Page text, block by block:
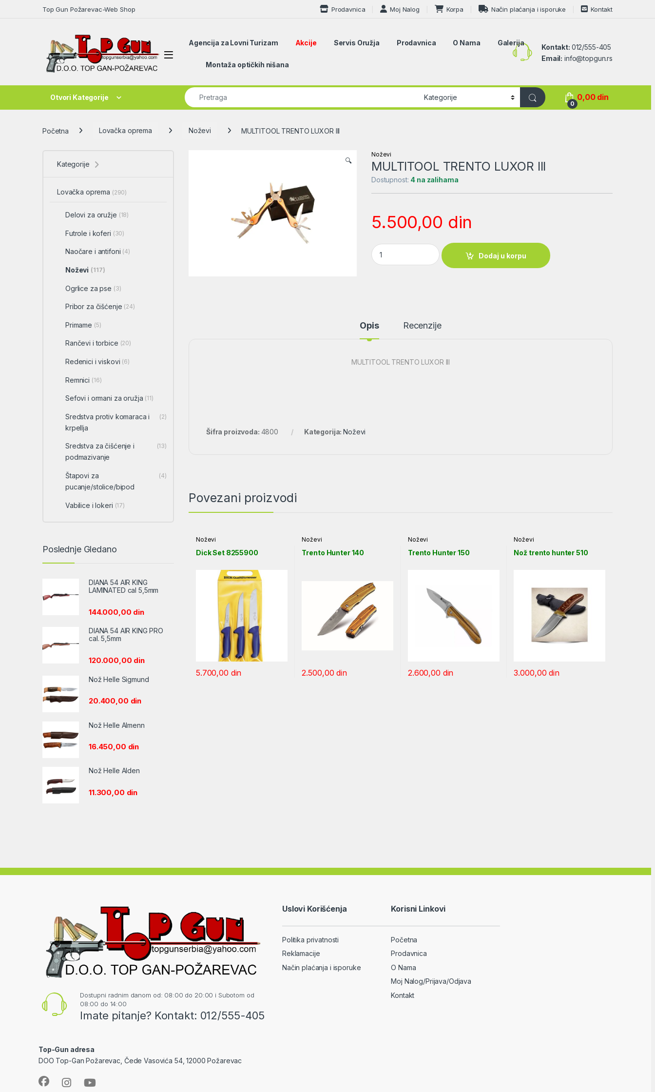
Top Gun Požarevac-Web Shop Prodavnica Moj Nalog Korpa Način plaćanja i isporuke Kontakt
Open
Agencija za Lovni Turizam Akcije Servis Oružja Prodavnica O Nama Galerija
Montaža optičkih nišana
Kontakt: 012/555-405
Email: info@topgun.rs
Otvori Kategorije
Search for:
0
0,00 din
Početna Lovačka oprema Noževi MULTITOOL TRENTO LUXOR III
🔍
Noževi
MULTITOOL TRENTO LUXOR III
Dostupnost: 4 na zalihama
5.500,00 din
MULTITOOL TRENTO LUXOR III quantity
Dodaj u korpu
Opis Recenzije
MULTITOOL TRENTO LUXOR III
Šifra proizvoda: 4800 Kategorija:Noževi
Povezani proizvodi
Noževi
Dick Set 8255900
5.700,00 din
Noževi
Trento Hunter 140
2.500,00din
Noževi
Trento Hunter 150
2.600,00 din
Noževi
Nož trento hunter 510
3.000,00din
Kategorije
Lovačka oprema (290)
Delovi za oružje (18)
Futrole i koferi (30)
Naočare i antifoni (4)
Noževi (117)
Ogrlice za pse (3)
Pribor za čišćenje (24)
Primame (5)
Rančevi i torbice (20)
Redenici i viskovi (6)
Remnici (16)
Sefovi i ormani za oružja (11)
Sredstva protiv komaraca i
krpellja
(2)
Sredstva za čišćenje i
podmazivanje
(13)
Štapovi za
pucanje/stolice/bipod
(4)
Vabilice i lokeri (17)
Poslednje Gledano
DIANA 54 AIR KING
LAMINATED cal 5,5mm
144.000,00 din
DIANA 54 AIR KING PRO
cal. 5,5mm
120.000,00 din
Nož Helle Sigmund
20.400,00 din
Nož Helle Almenn
16.450,00 din
Nož Helle Alden
11.300,00 din
Dostupni radnim danom od: 08:00 do 20:00 i Subotom od
08:00 do 14:00
Imate pitanje? Kontakt: 012/555-405
Top-Gun adresa
DOO Top-Gan Požarevac, Čede Vasovića 54, 12000 Požarevac
Uslovi Korišćenja
Politika privatnosti
Reklamacije
Način plaćanja i isporuke
Korisni Linkovi
Početna
Prodavnica
O Nama
Moj Nalog/Prijava/Odjava
Kontakt